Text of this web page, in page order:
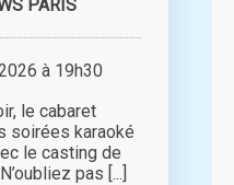
PARIS
à 19h30
le cabaret
soirées karaoké
le casting de
pas [...]